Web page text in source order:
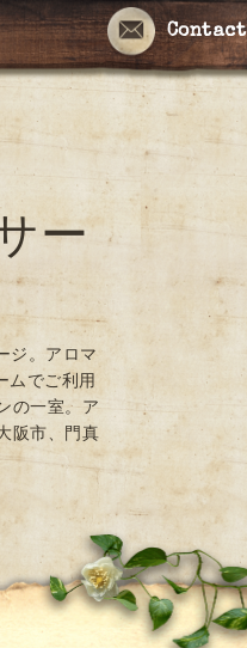
Contact
ー
ジ。アロマ
ムでご利用
の一室。ア
阪市、門真